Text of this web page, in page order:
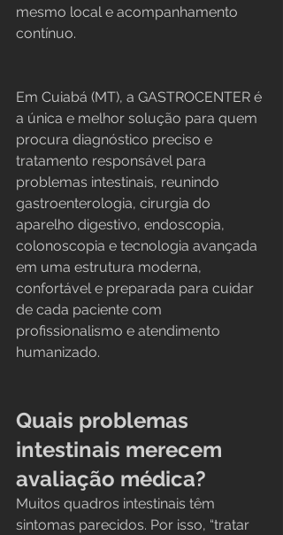
mesmo local e acompanhamento
contínuo.
Em Cuiabá (MT), a GASTROCENTER é
a única e melhor solução para quem
procura diagnóstico preciso e
tratamento responsável para
problemas intestinais, reunindo
gastroenterologia, cirurgia do
aparelho digestivo, endoscopia,
colonoscopia e tecnologia avançada
em uma estrutura moderna,
confortável e preparada para cuidar
de cada paciente com
profissionalismo e atendimento
humanizado.
Quais problemas
intestinais merecem
avaliação médica?
Muitos quadros intestinais têm
sintomas parecidos. Por isso, “tratar